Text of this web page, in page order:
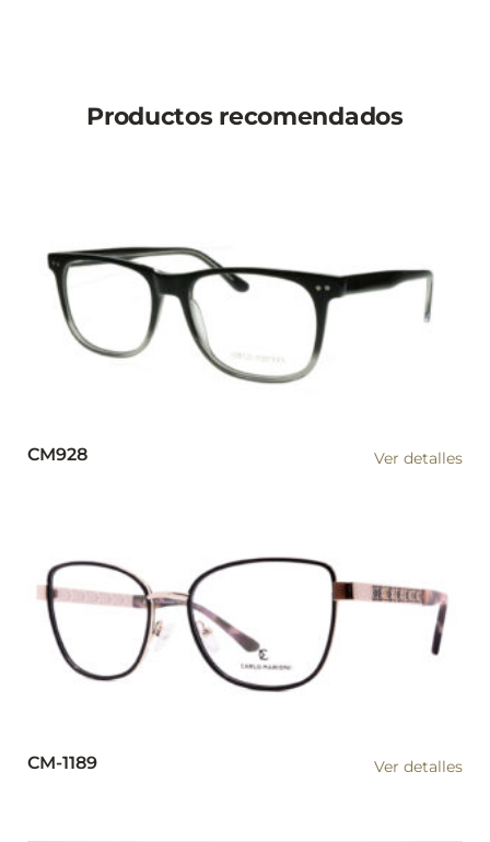
Productos recomendados
CM928 Ver detalles
CM-1189 Ver detalles